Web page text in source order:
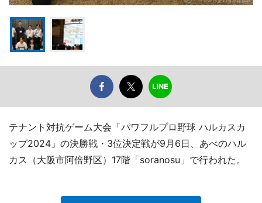
テナント対抗ゲーム大会「パワフルプロ野球 ハルカスカ
ップ2024」の決勝戦・3位決定戦が9月6日、あべのハル
カス（大阪市阿倍野区）17階「soranosu」で行われた。